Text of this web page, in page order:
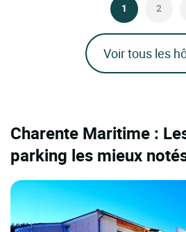
1 2
Voir tous les
Charente Maritime :
parking les mieux